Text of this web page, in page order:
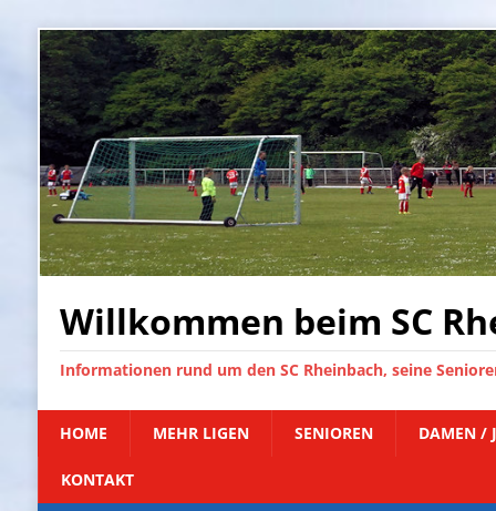
Willkommen beim SC
Informationen rund um den SC Rheinbach, seine
HOME MEHR LIGEN SENIOREN DAMEN /
KONTAKT